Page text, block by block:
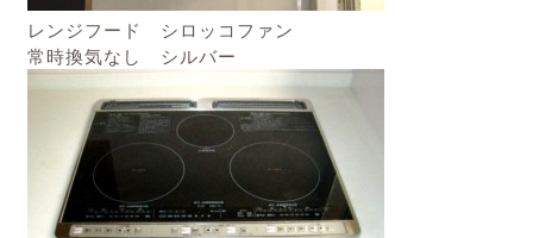
レンジフード シロッコファン
常時換気なし シルバー